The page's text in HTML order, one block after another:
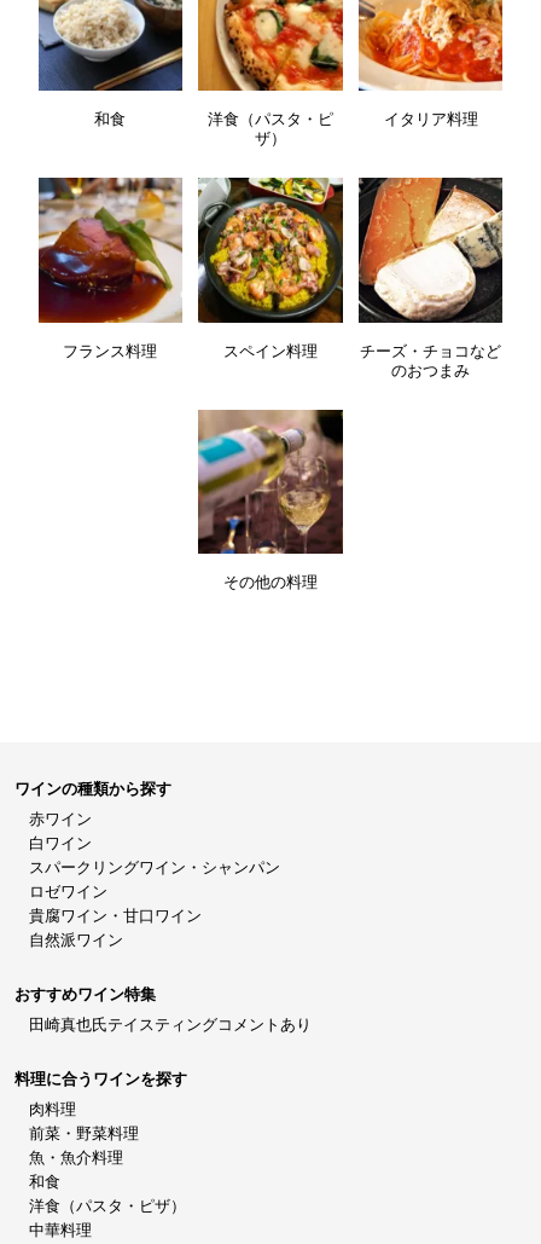
和食
洋食（パスタ・ピ
ザ）
イタリア料理
フランス料理 スペイン料理
チーズ・チョコなど
のおつまみ
その他の料理
ワインの種類から探す
赤ワイン
白ワイン
スパークリングワイン・シャンパン
ロゼワイン
貴腐ワイン・甘口ワイン
自然派ワイン
おすすめワイン特集
田崎真也氏テイスティングコメントあり
料理に合うワインを探す
肉料理
前菜・野菜料理
魚・魚介料理
和食
洋食（パスタ・ピザ）
中華料理